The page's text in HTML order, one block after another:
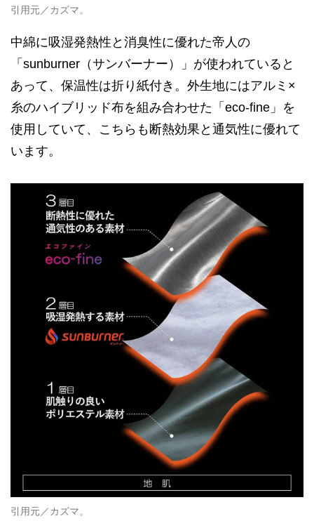
引用元／カズマ。
中綿に吸湿発熱性と消臭性に優れた帝人の
「sunburner（サンバーナー）」が使われていると
あって、保温性は折り紙付き。外生地にはアルミ×
糸のハイブリッド布を組み合わせた「eco-fine」を
使用していて、こちらも断熱効果と通気性に優れて
います。
引用元／カズマ。